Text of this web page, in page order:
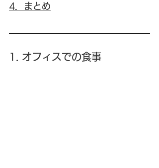
4 ．まとめ
1. オフィスでの食事